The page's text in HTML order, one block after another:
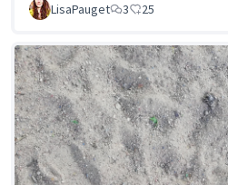
LisaPauget
3 25